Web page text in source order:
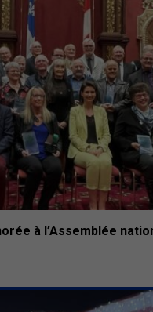
à l’Assemblée